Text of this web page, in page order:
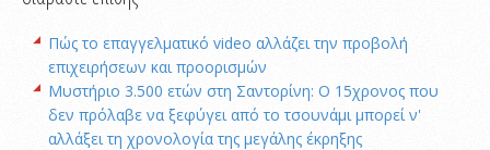
Πώς το επαγγελματικό video αλλάζει την προβολή
επιχειρήσεων και προορισμών
Μυστήριο 3.500 ετών στη Σαντορίνη: Ο 15χρονος που
δεν πρόλαβε να ξεφύγει από το τσουνάμι μπορεί ν'
αλλάξει τη χρονολογία της μεγάλης έκρηξης